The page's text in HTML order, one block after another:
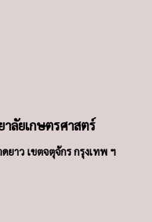
ลัยเกษตรศาสตร์
ยาว เขตจตุจักร กรุงเทพ ฯ